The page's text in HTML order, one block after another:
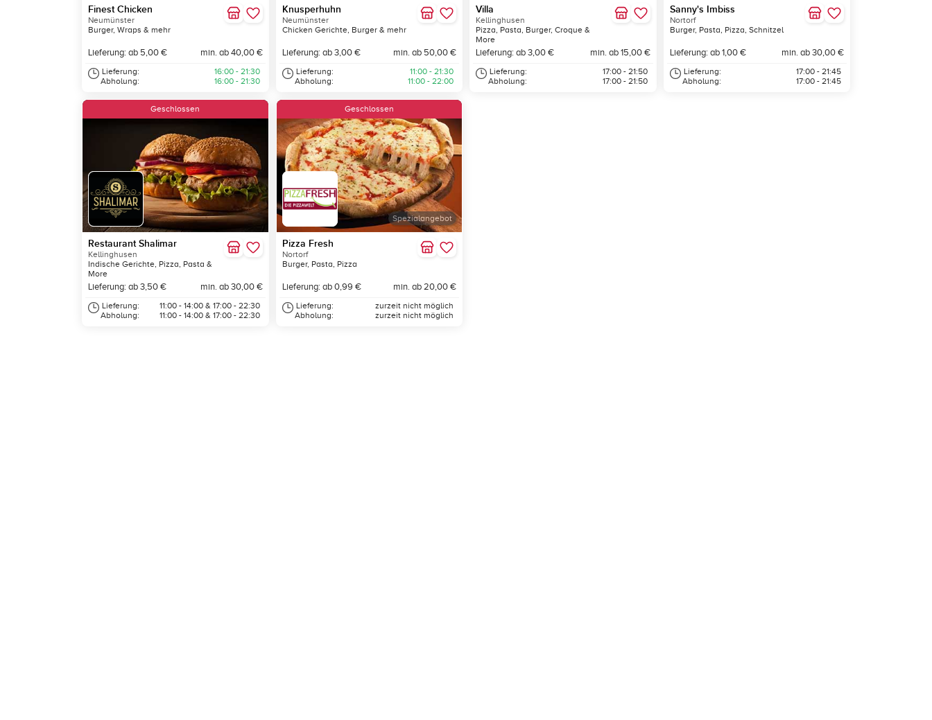
Finest Chicken
Neumünster
Burger, Wraps & mehr
Lieferung: ab 5,00 € min. ab 40,00 €
Lieferung:
Abholung:
16:00 - 21:30
16:00 - 21:30
Knusperhuhn
Neumünster
Chicken Gerichte, Burger & mehr
Lieferung: ab 3,00 € min. ab 50,00 €
Lieferung:
Abholung:
11:00 - 21:30
11:00 - 22:00
Villa
Kellinghusen
Pizza, Pasta, Burger, Croque &
More
Lieferung: ab 3,00 € min. ab 15,00 €
Lieferung:
Abholung:
17:00 - 21:50
17:00 - 21:50
Sanny's Imbiss
Nortorf
Burger, Pasta, Pizza, Schnitzel
Lieferung: ab 1,00 € min. ab 30,00 €
Lieferung:
Abholung:
17:00 - 21:45
17:00 - 21:45
Geschlossen
Restaurant Shalimar
Kellinghusen
Indische Gerichte, Pizza, Pasta &
More
Lieferung: ab 3,50 € min. ab 30,00 €
Lieferung:
Abholung:
11:00 - 14:00 & 17:00 - 22:30
11:00 - 14:00 & 17:00 - 22:30
Spezialangebot
Geschlossen
Pizza Fresh
Nortorf
Burger, Pasta, Pizza
Lieferung: ab 0,99 € min. ab 20,00 €
Lieferung:
Abholung:
zurzeit nicht möglich
zurzeit nicht möglich